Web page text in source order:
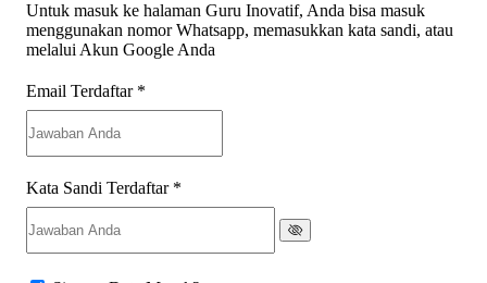
Untuk masuk ke halaman Guru Inovatif, Anda bisa masuk
menggunakan nomor Whatsapp, memasukkan kata sandi, atau
melalui Akun Google Anda
Email Terdaftar *
Kata Sandi Terdaftar *